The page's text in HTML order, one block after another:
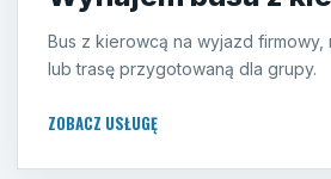
Bus z kierowcą na wyjazd firmowy,
lub trasę przygotowaną dla grupy.
ZOBACZ USŁUGĘ